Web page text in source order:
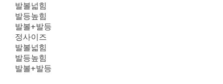
발볼넓힘
발등높힘
발볼+발등
정사이즈
발볼넓힘
발등높힘
발볼+발등